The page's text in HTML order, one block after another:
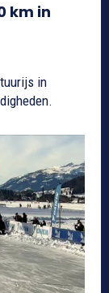
km in
in